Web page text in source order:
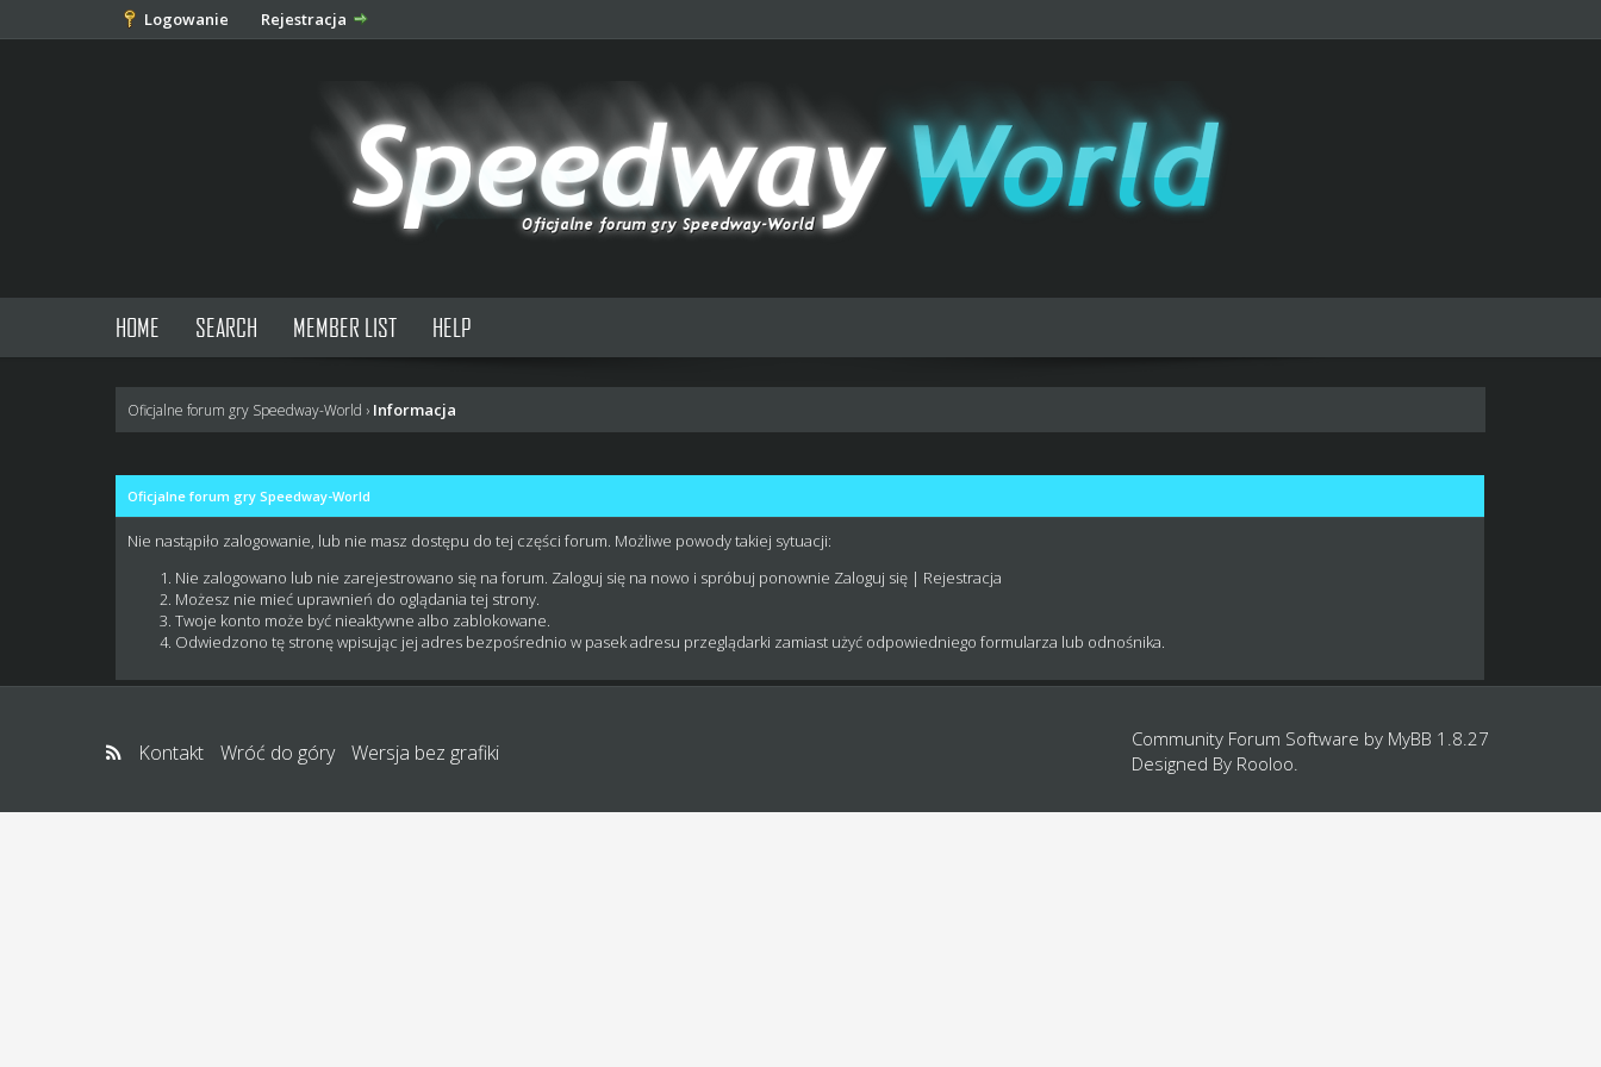
Logowanie Rejestracja
HOME SEARCH MEMBER LIST HELP
Oficjalne forum gry Speedway-World › Informacja
Oficjalne forum gry Speedway-World
Nie nastąpiło zalogowanie, lub nie masz dostępu do tej części forum. Możliwe powody takiej sytuacji:
Nie zalogowano lub nie zarejestrowano się na forum. Zaloguj się na nowo i spróbuj ponownie Zaloguj się | Rejestracja
Możesz nie mieć uprawnień do oglądania tej strony.
Twoje konto może być nieaktywne albo zablokowane.
Odwiedzono tę stronę wpisując jej adres bezpośrednio w pasek adresu przeglądarki zamiast użyć odpowiedniego formularza lub odnośnika.
Kontakt Wróć do góry Wersja bez grafiki
Community Forum Software by MyBB 1.8.27
Designed By Rooloo.